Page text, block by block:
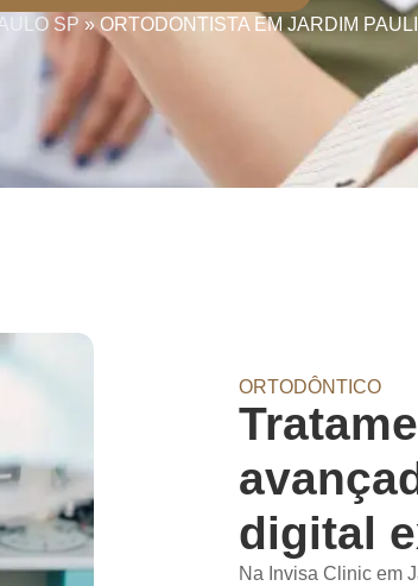
SP »ORTODONTISTA EM JARDIM
ORTODÔNTICO
digital
Na Invisa Clinic em